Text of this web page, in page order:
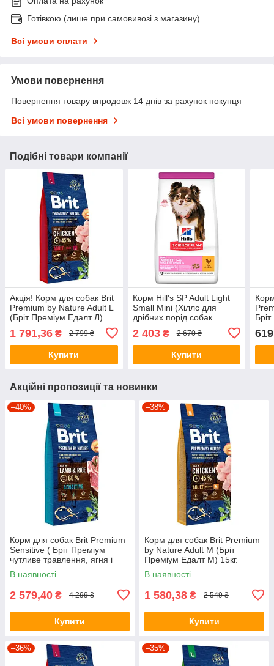
Готівкою (лише при самовивозі з магазину)
Всі умови оплати
Умови повернення
Повернення товару впродовж 14 днів за рахунок покупця
Всі умови повернення
Подібні товари компанії
Акція! Корм для собак Brit
Premium by Nature Adult L
(Бріт Преміум Едалт Л)
1 791,36 ₴ 2 799 ₴
Купити
Корм Hill's SP Adult Light
Small Mini (Хіллс для
дрібних порід собак
схильних до зайвої ваги)
6кг.
2 403₴ 2 670 ₴
Купити
619
Акційні пропозиції та новинки
–40%
Корм для собак Brit Premium
Sensitive ( Бріт Преміум
чутливе травлення, ягня і
рис) 15кг.
В наявності
2 579,40 ₴ 4 299 ₴
Купити
–38%
Корм для собак Brit Premium
by Nature Adult М (Бріт
Преміум Едалт М) 15кг.
В наявності
1 580,38 ₴ 2 549 ₴
Купити
–36% –35%